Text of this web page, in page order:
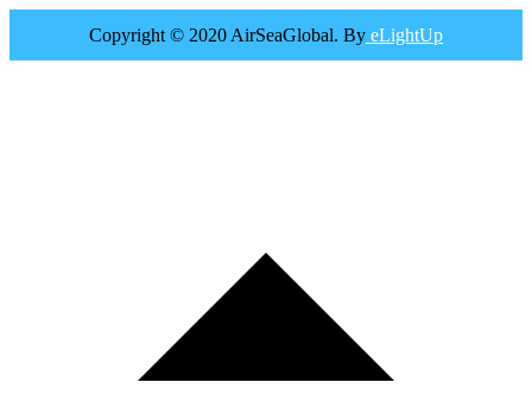
Copyright © 2020 AirSeaGlobal. By eLightUp